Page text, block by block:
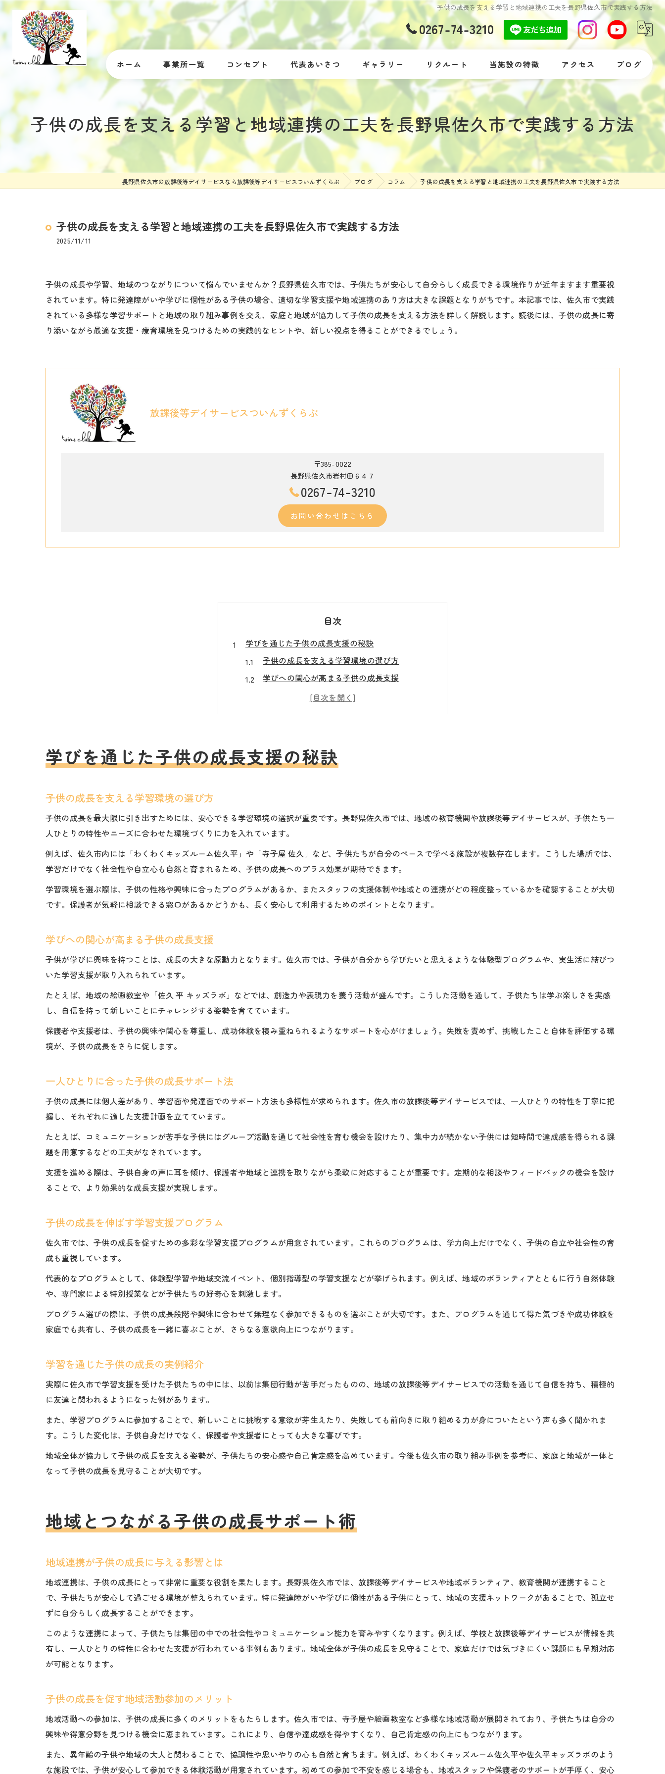
子供の成長を支える学習と地域連携の工夫を長野県佐久市で実践する方法
0267-74-3210
ホーム 事業所一覧 コンセプト 代表あいさつ ギャラリー リクルート 当施設の特徴
自閉症
発達障がい
落ち着きがない
体験
アクセス ブログ
コラム
子供の成長を支える学習と地域連携の工夫を長野県佐久市で実践する方法
長野県佐久市の放課後等デイサービスなら放課後等デイサービスついんずくらぶ ブログ コラム 子供の成長を支える学習と地域連携の工夫を長野県佐久市で実践する方法
子供の成長を支える学習と地域連携の工夫を長野県佐久市で実践する方法
2025/11/11
子供の成長や学習、地域のつながりについて悩んでいませんか？長野県佐久市では、子供たちが安心して自分らしく成長できる環境作りが近年ますます重要視
されています。特に発達障がいや学びに個性がある子供の場合、適切な学習支援や地域連携のあり方は大きな課題となりがちです。本記事では、佐久市で実践
されている多様な学習サポートと地域の取り組み事例を交え、家庭と地域が協力して子供の成長を支える方法を詳しく解説します。読後には、子供の成長に寄
り添いながら最適な支援・療育環境を見つけるための実践的なヒントや、新しい視点を得ることができるでしょう。
放課後等デイサービスついんずくらぶ
〒385-0022
長野県佐久市岩村田６４７
0267-74-3210
お問い合わせはこちら
目次
学びを通じた子供の成長支援の秘訣
子供の成長を支える学習環境の選び方
学びへの関心が高まる子供の成長支援
一人ひとりに合った子供の成長サポート法
子供の成長を伸ばす学習支援プログラム
地域とつながる子供の成長サポート術
地域連携が子供の成長に与える影響とは
子供の成長を見守る地域コミュニティの力
学習と地域連携が育む子供の成長環境
独自の学習が育む子供達の未来
個性を尊重する学習で子供の成長を促進
子供の成長に役立つ特色ある学習体験
学びの楽しさが子供の成長を加速させる
発達支援が子供の成長に果たす役割
子供の成長を支える発達支援の方法と工夫
学習サポートが子供の成長に与える効果
家庭と地域が連携する子供の成長支援法
子供の成長を広げる地域のネットワーク活用
学びを通じた子供の成長支援の秘訣
子供の成長を支える学習環境の選び方
子供の成長を最大限に引き出すためには、安心できる学習環境の選択が重要です。長野県佐久市では、地域の教育機関や放課後等デイサービスが、子供たち一
人ひとりの特性やニーズに合わせた環境づくりに力を入れています。
例えば、佐久市内には「わくわくキッズルーム佐久平」や「寺子屋 佐久」など、子供たちが自分のペースで学べる施設が複数存在します。こうした場所では、
学習だけでなく社会性や自立心も自然と育まれるため、子供の成長へのプラス効果が期待できます。
学習環境を選ぶ際は、子供の性格や興味に合ったプログラムがあるか、またスタッフの支援体制や地域との連携がどの程度整っているかを確認することが大切
です。保護者が気軽に相談できる窓口があるかどうかも、長く安心して利用するためのポイントとなります。
学びへの関心が高まる子供の成長支援
子供が学びに興味を持つことは、成長の大きな原動力となります。佐久市では、子供が自分から学びたいと思えるような体験型プログラムや、実生活に結びつ
いた学習支援が取り入れられています。
たとえば、地域の絵画教室や「佐久 平 キッズラボ」などでは、創造力や表現力を養う活動が盛んです。こうした活動を通して、子供たちは学ぶ楽しさを実感
し、自信を持って新しいことにチャレンジする姿勢を育てています。
保護者や支援者は、子供の興味や関心を尊重し、成功体験を積み重ねられるようなサポートを心がけましょう。失敗を責めず、挑戦したこと自体を評価する環
境が、子供の成長をさらに促します。
一人ひとりに合った子供の成長サポート法
子供の成長には個人差があり、学習面や発達面でのサポート方法も多様性が求められます。佐久市の放課後等デイサービスでは、一人ひとりの特性を丁寧に把
握し、それぞれに適した支援計画を立てています。
たとえば、コミュニケーションが苦手な子供にはグループ活動を通じて社会性を育む機会を設けたり、集中力が続かない子供には短時間で達成感を得られる課
題を用意するなどの工夫がなされています。
支援を進める際は、子供自身の声に耳を傾け、保護者や地域と連携を取りながら柔軟に対応することが重要です。定期的な相談やフィードバックの機会を設け
ることで、より効果的な成長支援が実現します。
子供の成長を伸ばす学習支援プログラム
佐久市では、子供の成長を促すための多彩な学習支援プログラムが用意されています。これらのプログラムは、学力向上だけでなく、子供の自立や社会性の育
成も重視しています。
代表的なプログラムとして、体験型学習や地域交流イベント、個別指導型の学習支援などが挙げられます。例えば、地域のボランティアとともに行う自然体験
や、専門家による特別授業などが子供たちの好奇心を刺激します。
プログラム選びの際は、子供の成長段階や興味に合わせて無理なく参加できるものを選ぶことが大切です。また、プログラムを通じて得た気づきや成功体験を
家庭でも共有し、子供の成長を一緒に喜ぶことが、さらなる意欲向上につながります。
学習を通じた子供の成長の実例紹介
実際に佐久市で学習支援を受けた子供たちの中には、以前は集団行動が苦手だったものの、地域の放課後等デイサービスでの活動を通じて自信を持ち、積極的
に友達と関われるようになった例があります。
また、学習プログラムに参加することで、新しいことに挑戦する意欲が芽生えたり、失敗しても前向きに取り組める力が身についたという声も多く聞かれま
す。こうした変化は、子供自身だけでなく、保護者や支援者にとっても大きな喜びです。
地域全体が協力して子供の成長を支える姿勢が、子供たちの安心感や自己肯定感を高めています。今後も佐久市の取り組み事例を参考に、家庭と地域が一体と
なって子供の成長を見守ることが大切です。
地域とつながる子供の成長サポート術
地域連携が子供の成長に与える影響とは
地域連携は、子供の成長にとって非常に重要な役割を果たします。長野県佐久市では、放課後等デイサービスや地域ボランティア、教育機関が連携すること
で、子供たちが安心して過ごせる環境が整えられています。特に発達障がいや学びに個性がある子供にとって、地域の支援ネットワークがあることで、孤立せ
ずに自分らしく成長することができます。
このような連携によって、子供たちは集団の中での社会性やコミュニケーション能力を育みやすくなります。例えば、学校と放課後等デイサービスが情報を共
有し、一人ひとりの特性に合わせた支援が行われている事例もあります。地域全体が子供の成長を見守ることで、家庭だけでは気づきにくい課題にも早期対応
が可能となります。
子供の成長を促す地域活動参加のメリット
地域活動への参加は、子供の成長に多くのメリットをもたらします。佐久市では、寺子屋や絵画教室など多様な地域活動が展開されており、子供たちは自分の
興味や得意分野を見つける機会に恵まれています。これにより、自信や達成感を得やすくなり、自己肯定感の向上にもつながります。
また、異年齢の子供や地域の大人と関わることで、協調性や思いやりの心も自然と育ちます。例えば、わくわくキッズルーム佐久平や佐久平キッズラボのよう
な施設では、子供が安心して参加できる体験活動が用意されています。初めての参加で不安を感じる場合も、地域スタッフや保護者のサポートが手厚く、安心